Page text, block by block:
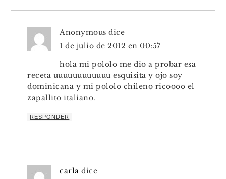
Anonymous dice
1 de julio de 2012 en 00:57
hola mi pololo me dio a probar esa
receta uuuuuuuuuuuu esquisita y ojo soy
dominicana y mi pololo chileno ricoooo el
zapallito italiano.
RESPONDER
carla dice